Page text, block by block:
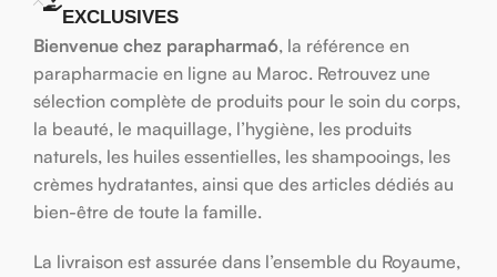
EXCLUSIVES
Bienvenue chez parapharma6, la référence en
parapharmacie en ligne au Maroc. Retrouvez une
sélection complète de produits pour le soin du corps,
la beauté, le maquillage, l’hygiène, les produits
naturels, les huiles essentielles, les shampooings, les
crèmes hydratantes, ainsi que des articles dédiés au
bien-être de toute la famille.
La livraison est assurée dans l’ensemble du Royaume,